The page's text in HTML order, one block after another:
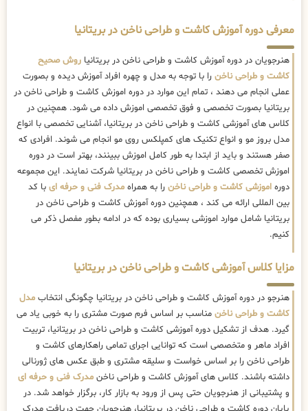
معرفی دوره آموزش کاشت و طراحی ناخن در بریتانیا
هنرجویان در دوره آموزش کاشت و طراحی ناخن در بریتانیا روش صحیح
کاشت و طراحی ناخن را با توجه به مدل و چهره افراد آموزش دیده و بصورت
عملی انجام می دهند ، تمام این موارد در دوره اموزش کاشت و طراحی ناخن در
بریتانیا بصورت تخصصی و فوق تخصصی اموزش داده می شود. همچنین در
کلاس های آموزشی کاشت و طراحی ناخن در بریتانیا، آشنایی تخصصی با انواع
مدل بروز مو و انواع تکنیک های کمپلکس روی مو انجام می شوند. افرادی که
صفر هستند و باید از ابتدا به طور کامل اموزش ببینند، بهتر است در دوره
اموزش تخصصی کاشت و طراحی ناخن در بریتانیا شرکت نمایند. این مجموعه
دوره اموزشی کاشت و طراحی ناخن را به همراه مدرک فنی و حرفه ای با کد
بین المللی ارائه می کند ، همچنین دوره آموزش کاشت و طراحی ناخن در
بریتانیا شامل موارد اموزشی بسیاری بوده که در ادامه بطور مفصل ذکر می
کنیم.
مزایا کلاس آموزشی کاشت و طراحی ناخن در بریتانیا
هنرجو در دوره آموزش کاشت و طراحی ناخن در بریتانیا چگونگی انتخاب مدل
کاشت و طراحی ناخن مناسب بر اساس فرم صورت مشتری را به خوبی یاد می
گیرد. هدف از تشکیل دوره آموزشی کاشت و طراحی ناخن در بریتانیا، تربیت
افراد ماهر و متخصصی است که توانایی اجرای تمامی راهکارهای کاشت و
طراحی ناخن را بر اساس خواست و سلیقه مشتری و طبق عکس های ژورنالی
داشته باشند. کلاس های آموزش کاشت و طراحی ناخن مدرک فنی و حرفه ای
و پشتیبانی از هنرجویان حتی پس از ورود به بازار کار، برگزار خواهد شد. در